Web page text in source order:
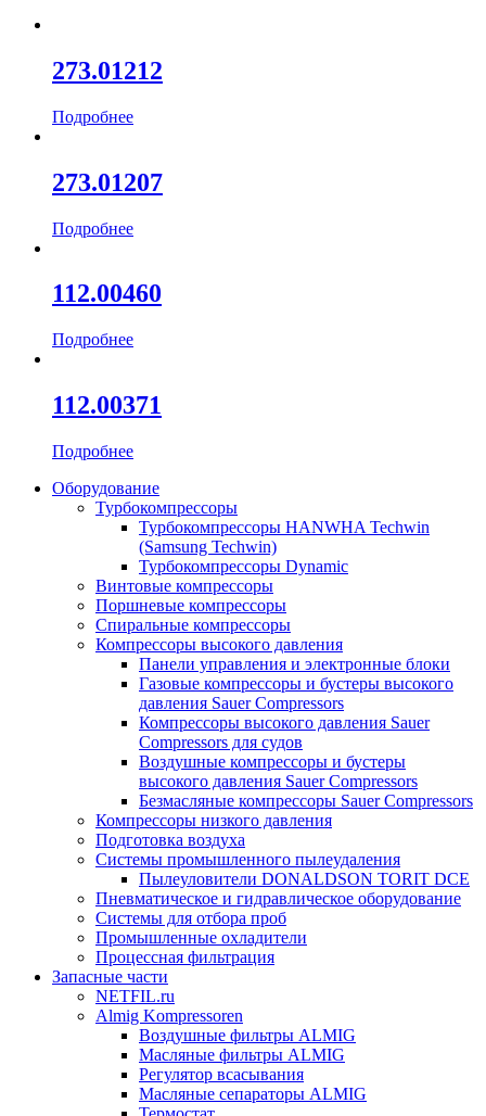
273.01212
Подробнее
273.01207
Подробнее
112.00460
Подробнее
112.00371
Подробнее
Оборудование
Турбокомпрессоры
Турбокомпрессоры HANWHA Techwin
(Samsung Techwin)
Турбокомпрессоры Dynamic
Винтовые компрессоры
Поршневые компрессоры
Спиральные компрессоры
Компрессоры высокого давления
Панели управления и электронные блоки
Газовые компрессоры и бустеры высокого
давления Sauer Compressors
Компрессоры высокого давления Sauer
Compressors для судов
Воздушные компрессоры и бустеры
высокого давления Sauer Compressors
Безмасляные компрессоры Sauer Compressors
Компрессоры низкого давления
Подготовка воздуха
Системы промышленного пылеудаления
Пылеуловители DONALDSON TORIT DCE
Пневматическое и гидравлическое оборудование
Системы для отбора проб
Промышленные охладители
Процессная фильтрация
Запасные части
NETFIL.ru
Almig Kompressoren
Воздушные фильтры ALMIG
Масляные фильтры ALMIG
Регулятор всасывания
Масляные сепараторы ALMIG